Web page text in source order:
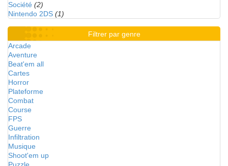
Société (2)
Nintendo 2DS (1)
Filtrer par genre
Arcade
Aventure
Beat'em all
Cartes
Horror
Plateforme
Combat
Course
FPS
Guerre
Infiltration
Musique
Shoot'em up